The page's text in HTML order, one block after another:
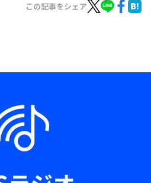
この記事をシェア